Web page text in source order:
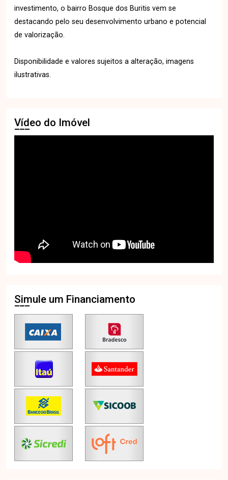
investimento, o bairro Bosque dos Buritis vem se
destacando pelo seu desenvolvimento urbano e potencial
de valorização.
Disponibilidade e valores sujeitos a alteração, imagens
ilustrativas.
Vídeo do Imóvel
Simule um Financiamento